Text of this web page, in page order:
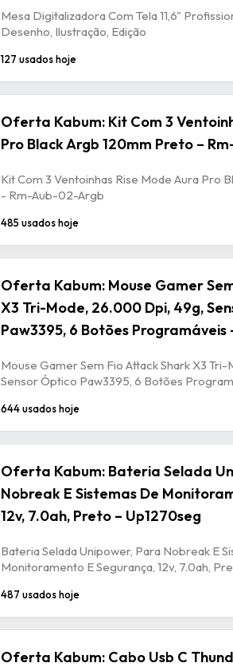
Mesa Digitalizadora Com Tela 11,6"
Desenho, Ilustração, Edição
127 usados hoje
Oferta Kabum: Kit Com 3
Pro Black Argb 120mm Preto –
Kit Com 3 Ventoinhas Rise Mode Aura Pro
- Rm-Aub-02-Argb
485 usados hoje
Oferta Kabum: Mouse Gamer
X3 Tri-Mode, 26.000 Dpi, 49g,
Paw3395, 6 Botões Programáveis
Mouse Gamer Sem Fio Attack Shark X3
Sensor Óptico Paw3395, 6 Botões
644 usados hoje
Oferta Kabum: Bateria Selada
Nobreak E Sistemas De
12v, 7.0ah, Preto – Up1270seg
Bateria Selada Unipower, Para Nobreak E
Monitoramento E Segurança, 12v, 7.0ah,
487 usados hoje
Oferta Kabum: Cabo Usb C